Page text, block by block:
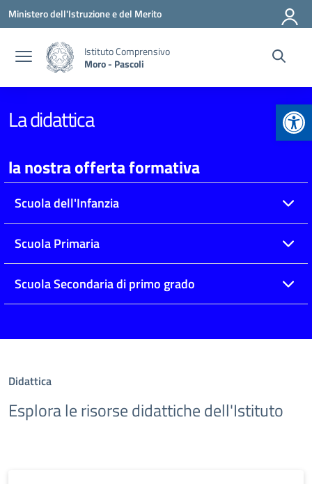
Vai ai contenuti
Vai al menu di navigazione
Vai al footer
Ministero dell'Istruzione e del Merito
Istituto Comprensivo
Moro - Pascoli
La didattica
la nostra offerta formativa
Scuola dell'Infanzia
Scuola Primaria
Scuola Secondaria di primo grado
Didattica
Esplora le risorse didattiche dell'Istituto